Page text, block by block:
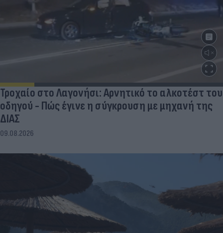
Τροχαίο στο Λαγονήσι: Αρνητικό το αλκοτέστ του
οδηγού - Πώς έγινε η σύγκρουση με μηχανή της
ΔΙΑΣ
09.08.2026